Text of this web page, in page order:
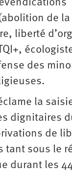
de
liberté
des
la
dignitaires
de
tant sous le
durant les